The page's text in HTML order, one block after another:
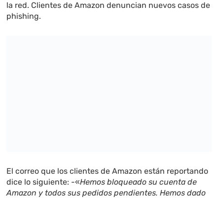
la red. Clientes de Amazon denuncian nuevos casos de
phishing.
El correo que los clientes de Amazon están reportando
dice lo siguiente: -«Hemos bloqueado su cuenta de
Amazon y todos sus pedidos pendientes. Hemos dado